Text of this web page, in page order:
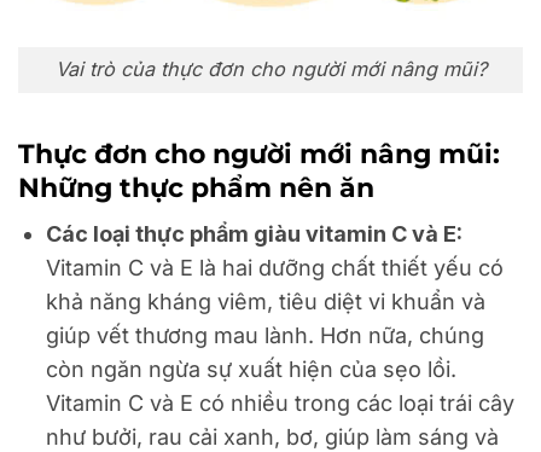
Vai trò của thực đơn cho người mới nâng mũi?
Thực đơn cho người mới nâng mũi:
Những thực phẩm nên ăn
Các loại thực phẩm giàu vitamin C và E:
Vitamin C và E là hai dưỡng chất thiết yếu có
khả năng kháng viêm, tiêu diệt vi khuẩn và
giúp vết thương mau lành. Hơn nữa, chúng
còn ngăn ngừa sự xuất hiện của sẹo lồi.
Vitamin C và E có nhiều trong các loại trái cây
như bưởi, rau cải xanh, bơ, giúp làm sáng và